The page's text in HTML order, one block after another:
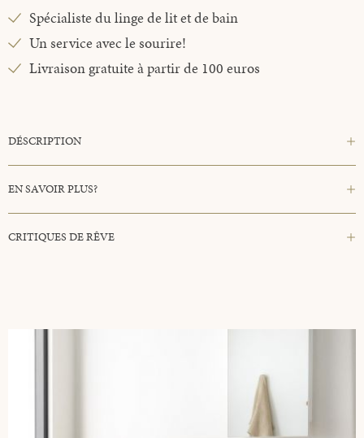
Spécialiste du linge de lit et de bain
Un service avec le sourire!
Livraison gratuite à partir de 100 euros
DÉSCRIPTION
EN SAVOIR PLUS?
CRITIQUES DE RÊVE